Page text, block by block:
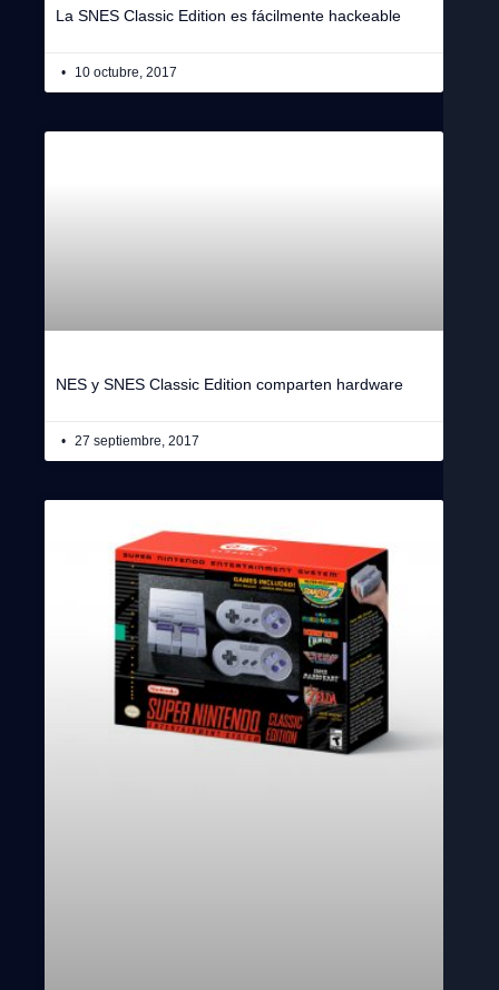
La SNES Classic Edition es fácilmente hackeable
10 octubre, 2017
NES y SNES Classic Edition comparten hardware
27 septiembre, 2017